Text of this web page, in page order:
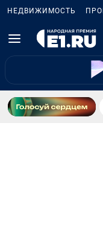
НЕДВИЖИМОСТЬ